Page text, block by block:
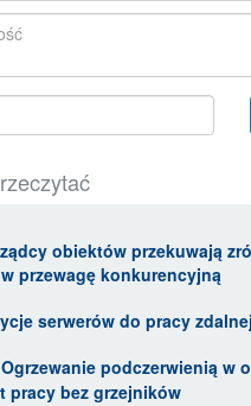
obiektów przekuwają
przewagę konkurencyjną
serwerów do pracy
Ogrzewanie podczerwienią w
pracy bez grzejników